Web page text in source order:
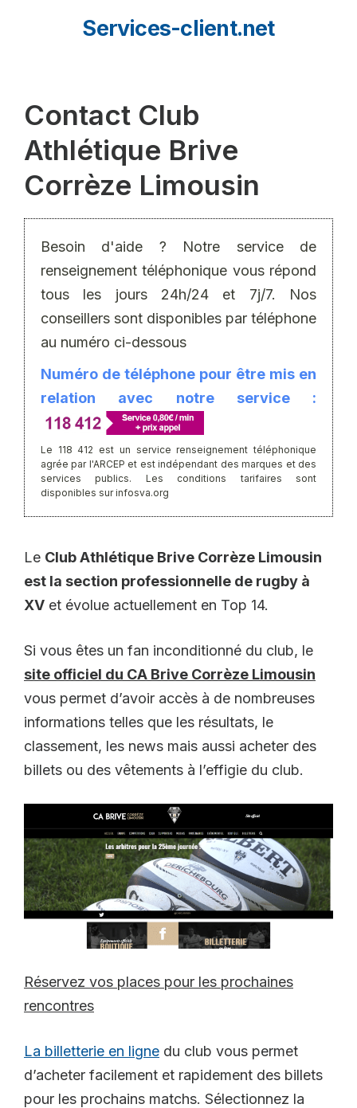
Services-client.net
Contact Club
Athlétique Brive
Corrèze Limousin
Besoin d'aide ? Notre service de
renseignement téléphonique vous répond
tous les jours 24h/24 et 7j/7. Nos
conseillers sont disponibles par téléphone
au numéro ci-dessous
Numéro de téléphone pour être mis en
relation avec notre service :
Le 118 412 est un service renseignement téléphonique
agrée par l'ARCEP et est indépendant des marques et des
services publics. Les conditions tarifaires sont
disponibles sur infosva.org
Le Club Athlétique Brive Corrèze Limousin
est la section professionnelle de rugby à
XV et évolue actuellement en Top 14.
Si vous êtes un fan inconditionné du club, le
site officiel du CA Brive Corrèze Limousin
vous permet d’avoir accès à de nombreuses
informations telles que les résultats, le
classement, les news mais aussi acheter des
billets ou des vêtements à l’effigie du club.
Réservez vos places pour les prochaines
rencontres
La billetterie en ligne du club vous permet
d’acheter facilement et rapidement des billets
pour les prochains matchs. Sélectionnez la